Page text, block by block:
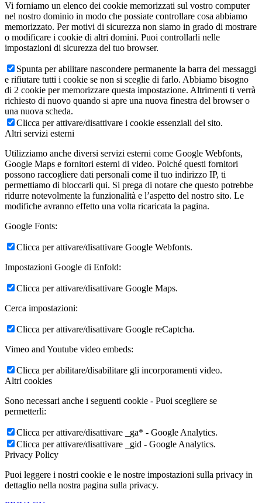
Vi forniamo un elenco dei cookie memorizzati sul vostro computer
nel nostro dominio in modo che possiate controllare cosa abbiamo
memorizzato. Per motivi di sicurezza non siamo in grado di mostrare
o modificare i cookie di altri domini. Puoi controllarli nelle
impostazioni di sicurezza del tuo browser.
Spunta per abilitare nascondere permanente la barra dei messaggi
e rifiutare tutti i cookie se non si sceglie di farlo. Abbiamo bisogno
di 2 cookie per memorizzare questa impostazione. Altrimenti ti verrà
richiesto di nuovo quando si apre una nuova finestra del browser o
una nuova scheda.
Clicca per attivare/disattivare i cookie essenziali del sito.
Altri servizi esterni
Utilizziamo anche diversi servizi esterni come Google Webfonts,
Google Maps e fornitori esterni di video. Poiché questi fornitori
possono raccogliere dati personali come il tuo indirizzo IP, ti
permettiamo di bloccarli qui. Si prega di notare che questo potrebbe
ridurre notevolmente la funzionalità e l’aspetto del nostro sito. Le
modifiche avranno effetto una volta ricaricata la pagina.
Google Fonts:
Clicca per attivare/disattivare Google Webfonts.
Impostazioni Google di Enfold:
Clicca per attivare/disattivare Google Maps.
Cerca impostazioni:
Clicca per attivare/disattivare Google reCaptcha.
Vimeo and Youtube video embeds:
Clicca per abilitare/disabilitare gli incorporamenti video.
Altri cookies
Sono necessari anche i seguenti cookie - Puoi scegliere se
permetterli:
Clicca per attivare/disattivare _ga* - Google Analytics.
Clicca per attivare/disattivare _gid - Google Analytics.
Privacy Policy
Puoi leggere i nostri cookie e le nostre impostazioni sulla privacy in
dettaglio nella nostra pagina sulla privacy.